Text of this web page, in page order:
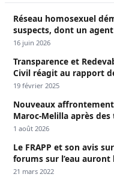
Réseau homosexuel
suspects, dont un agent
Keur Massar ; l’un
16 juin 2026
Transparence et
Civil réagit au rapport
comptes
19 février 2025
Nouveaux
Maroc-Melilla après
passage
1 août 2026
Le FRAPP et son avis
forums sur l’eau
Dakar »
21 mars 2022